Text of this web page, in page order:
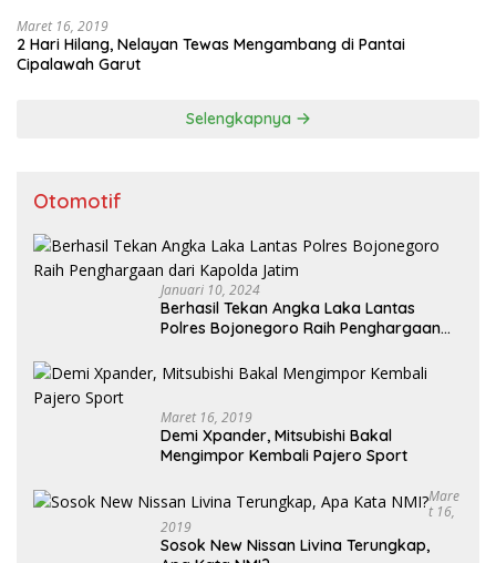
Maret 16, 2019
2 Hari Hilang, Nelayan Tewas Mengambang di Pantai
Cipalawah Garut
Selengkapnya
Otomotif
Januari 10, 2024
Berhasil Tekan Angka Laka Lantas
Polres Bojonegoro Raih Penghargaan
Maret 16, 2019
Demi Xpander, Mitsubishi Bakal
Mengimpor Kembali Pajero Sport
Mare
T 16,
2019
Sosok New Nissan Livina Terungkap,